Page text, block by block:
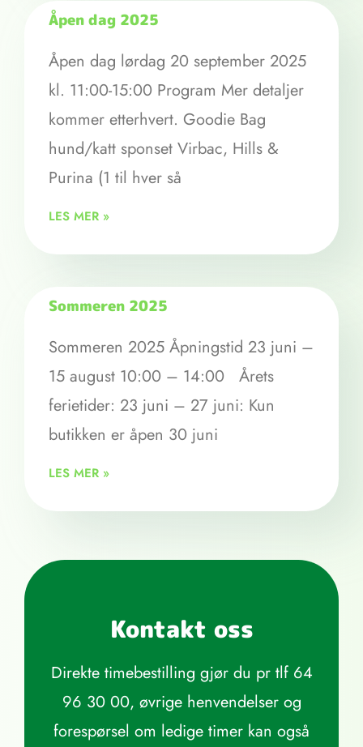
Åpen dag 2025
Åpen dag lørdag 20 september 2025
kl. 11:00-15:00 Program Mer detaljer
kommer etterhvert. Goodie Bag
hund/katt sponset Virbac, Hills &
Purina (1 til hver så
LES MER »
Sommeren 2025
Sommeren 2025 Åpningstid 23 juni –
15 august 10:00 – 14:00 Årets
ferietider: 23 juni – 27 juni: Kun
butikken er åpen 30 juni
LES MER »
Kontakt oss
Direkte timebestilling gjør du pr tlf 64
96 30 00, øvrige henvendelser og
forespørsel om ledige timer kan også